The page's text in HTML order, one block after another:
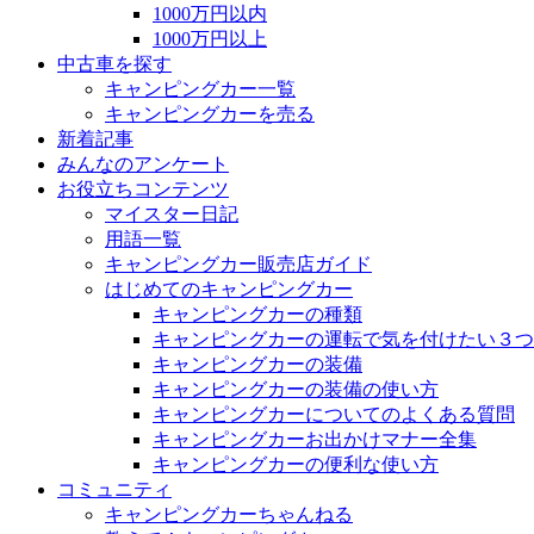
1000万円以内
1000万円以上
中古車を探す
キャンピングカー一覧
キャンピングカーを売る
新着記事
みんなのアンケート
お役立ちコンテンツ
マイスター日記
用語一覧
キャンピングカー販売店ガイド
はじめてのキャンピングカー
キャンピングカーの種類
キャンピングカーの運転で気を付けたい３
キャンピングカーの装備
キャンピングカーの装備の使い方
キャンピングカーについてのよくある質問
キャンピングカーお出かけマナー全集
キャンピングカーの便利な使い方
コミュニティ
キャンピングカーちゃんねる